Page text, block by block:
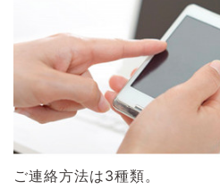
ご連絡方法は3種類。